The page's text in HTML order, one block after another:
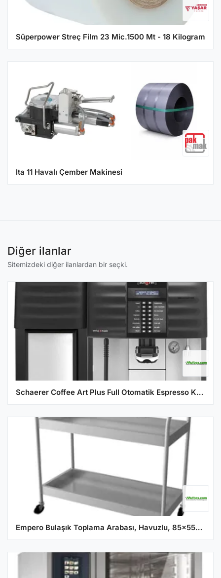
Süperpower Streç Film 23 Mic.1500 Mt - 18 Kilogram
Ita 11 Havalı Çember Makinesi
Diğer ilanlar
Sitemizdeki diğer ilanlardan bir seçki.
Schaerer Coffee Art Plus Full Otomatik Espresso Kahve Makinesi
Empero Bulaşık Toplama Arabası, Havuzlu, 85x55x90 cm